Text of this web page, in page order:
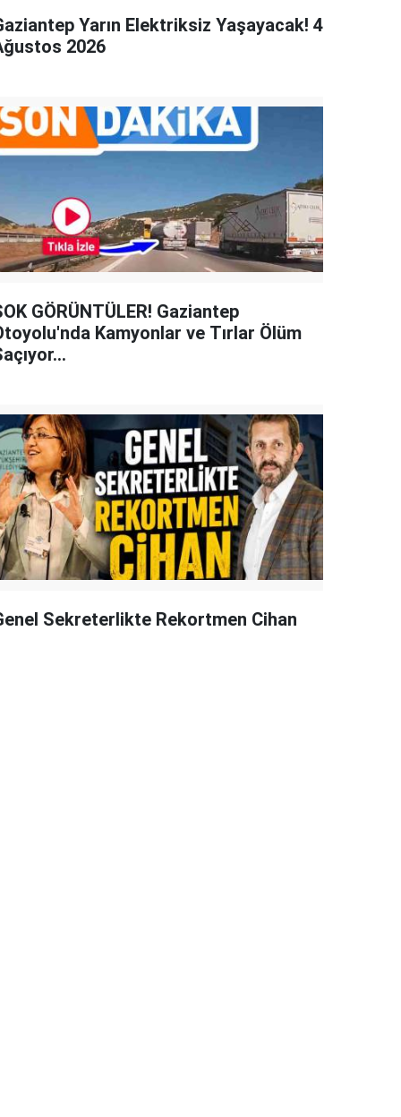
Yarın Elektriksiz Yaşayacak! 4
2026
GÖRÜNTÜLER! Gaziantep
Kamyonlar ve Tırlar Ölüm
Sekreterlikte Rekortmen Cihan